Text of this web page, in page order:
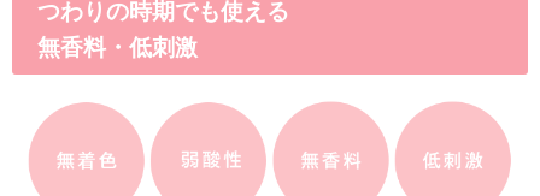
Wサポート成分がた
妊娠中のボディケアで大切なの